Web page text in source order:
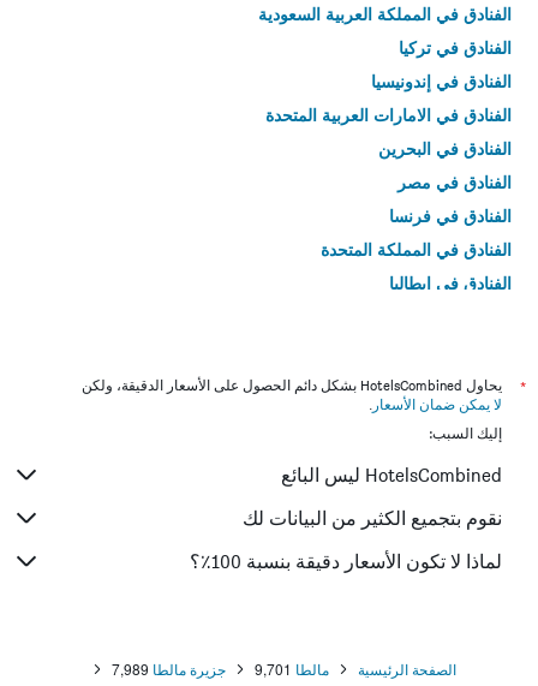
الفنادق في المملكة العربية السعودية
الفنادق في تركيا
الفنادق في إندونيسيا
الفنادق في الامارات العربية المتحدة
الفنادق في البحرين
الفنادق في مصر
الفنادق في فرنسا
الفنادق في المملكة المتحدة
الفنادق في إيطاليا
*
يحاول HotelsCombined بشكل دائم الحصول على الأسعار الدقيقة، ولكن
لا يمكن ضمان الأسعار .
إليك السبب:
HotelsCombined ليس البائع
نقوم بتجميع الكثير من البيانات لك
لماذا لا تكون الأسعار دقيقة بنسبة 100٪؟
الصفحة الرئيسية مالطا 9,701 جزيرة مالطا 7,989